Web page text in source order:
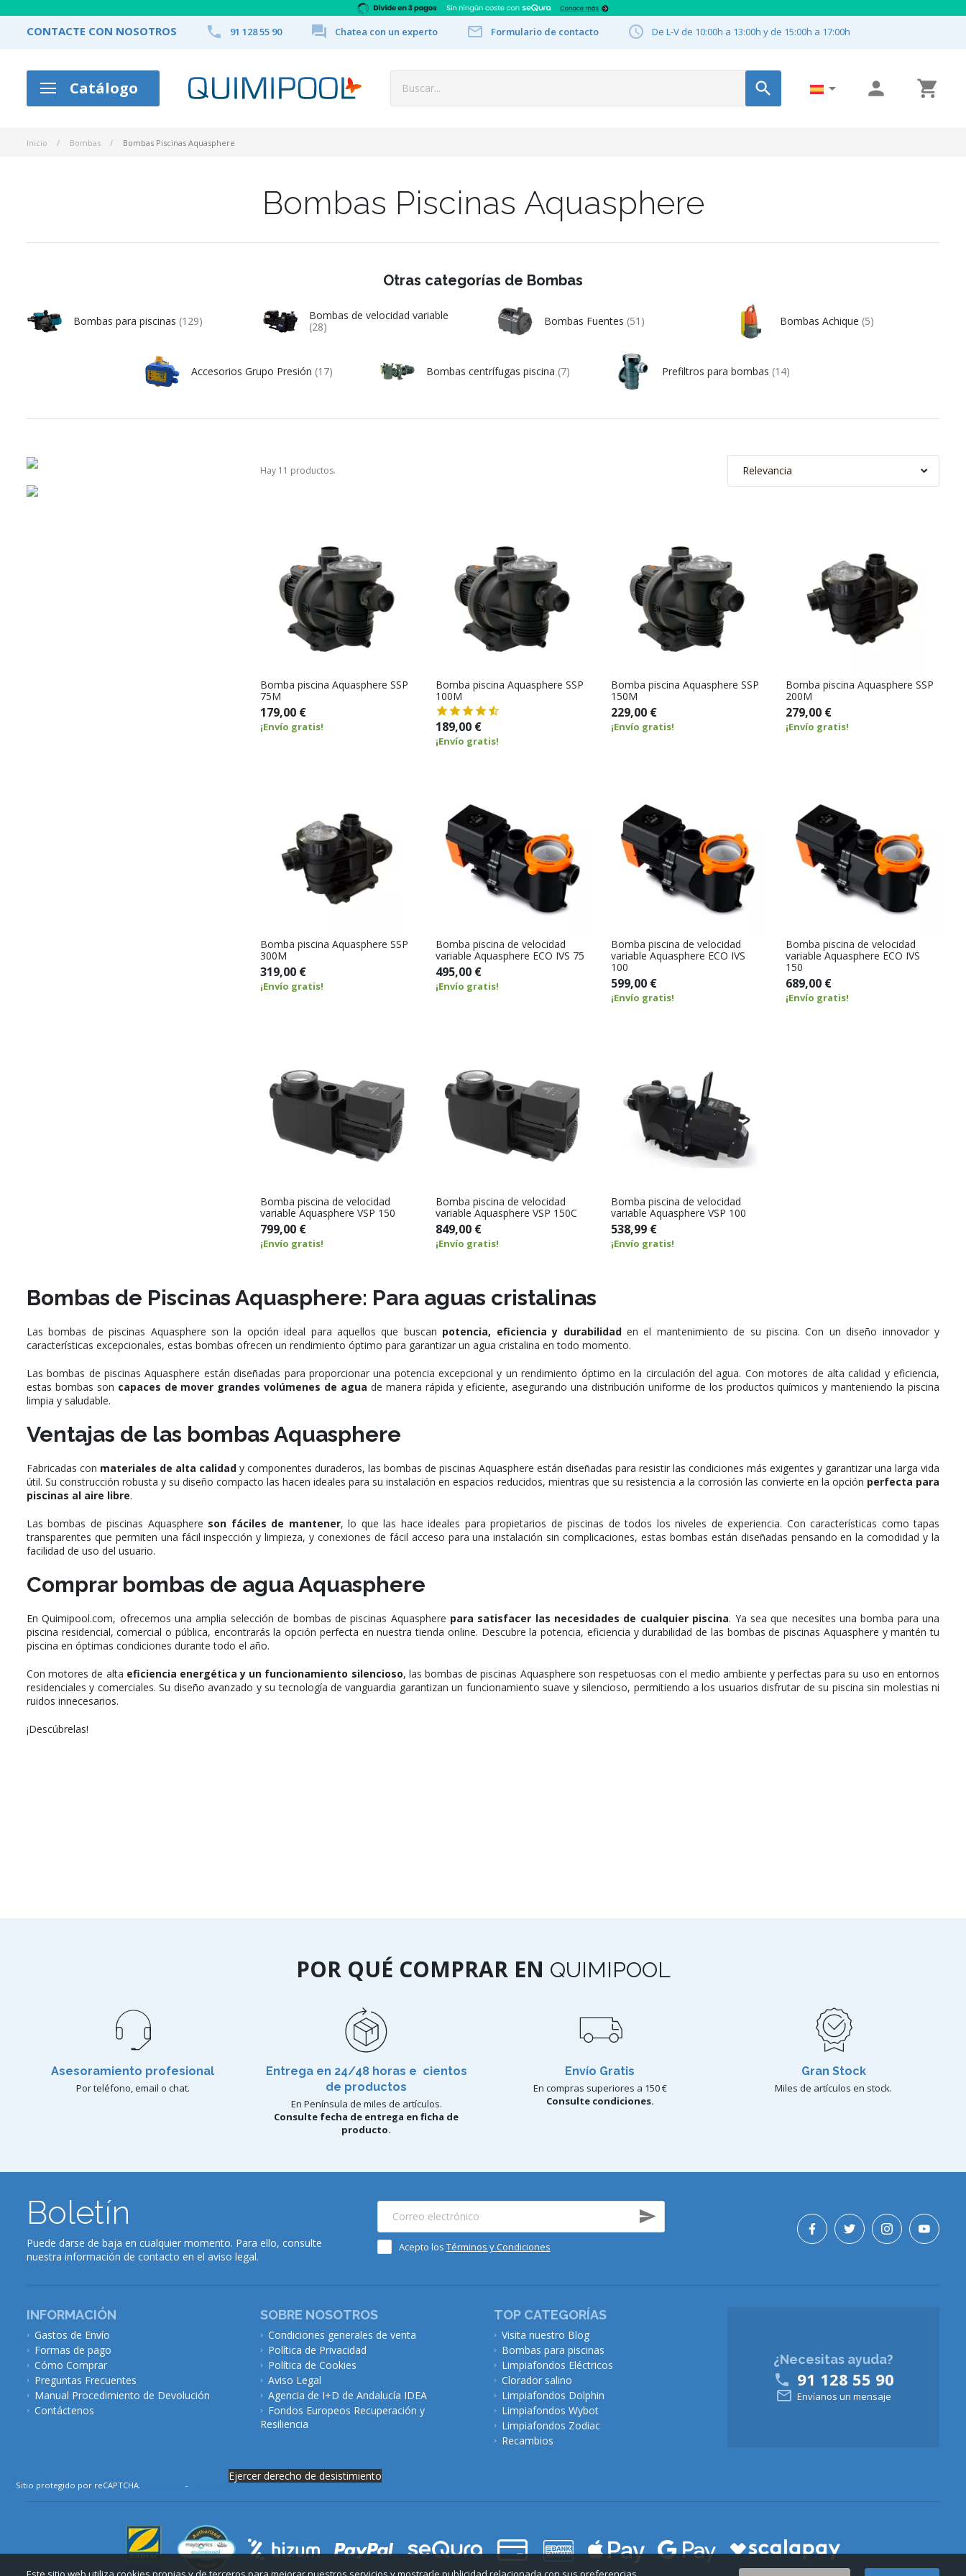
CONTACTE CON NOSOTROS  91 128 55 90  Chatea con un experto  Formulario de contacto  De L-V de 10:00h a 13:00h y de 15:00h a 17:00h
Catálogo    
Inicio Bombas Bombas Piscinas Aquasphere
Bombas Piscinas Aquasphere
Otras categorías de Bombas
Bombas para piscinas (129)
Bombas de velocidad variable
(28)
Bombas Fuentes (51) Bombas Achique (5)
Accesorios Grupo Presión (17) Bombas centrífugas piscina (7) Prefiltros para bombas (14)
Hay 11 productos. Relevancia
Bomba piscina Aquasphere SSP
75M
179,00 €
¡Envío gratis!
Bomba piscina Aquasphere SSP
100M
189,00 €
¡Envío gratis!
Bomba piscina Aquasphere SSP
150M
229,00 €
¡Envío gratis!
Bomba piscina Aquasphere SSP
200M
279,00 €
¡Envío gratis!
Bomba piscina Aquasphere SSP
300M
319,00 €
¡Envío gratis!
Bomba piscina de velocidad
variable Aquasphere ECO IVS 75
495,00 €
¡Envío gratis!
Bomba piscina de velocidad
variable Aquasphere ECO IVS
100
599,00 €
¡Envío gratis!
Bomba piscina de velocidad
variable Aquasphere ECO IVS
150
689,00 €
¡Envío gratis!
Bomba piscina de velocidad
variable Aquasphere VSP 150
799,00 €
¡Envío gratis!
Bomba piscina de velocidad
variable Aquasphere VSP 150C
849,00 €
¡Envío gratis!
Bomba piscina de velocidad
variable Aquasphere VSP 100
538,99 €
¡Envío gratis!
Bombas de Piscinas Aquasphere: Para aguas cristalinas
Las bombas de piscinas Aquasphere son la opción ideal para aquellos que buscan potencia, eficiencia y durabilidaden el mantenimiento de su piscina. Con un diseño innovador y
características excepcionales, estas bombas ofrecen un rendimiento óptimo para garantizar un agua cristalina en todo momento.
Las bombas de piscinas Aquasphere están diseñadas para proporcionar una potencia excepcional y un rendimiento óptimo en la circulación del agua. Con motores de alta calidad y eficiencia,
estas bombas son capaces de mover grandes volúmenes de agua de manera rápida y eficiente, asegurando una distribución uniforme de los productos químicos y manteniendo la piscina
limpia y saludable.
Ventajas de las bombas Aquasphere
Fabricadas con materiales de alta calidad y componentes duraderos, las bombas de piscinas Aquasphere están diseñadas para resistir las condiciones más exigentes y garantizar una larga vida
útil. Su construcción robusta y su diseño compacto las hacen ideales para su instalación en espacios reducidos, mientras que su resistencia a la corrosión las convierte en la opción perfecta para
piscinas al aire libre.
Las bombas de piscinas Aquasphere son fáciles de mantener, lo que las hace ideales para propietarios de piscinas de todos los niveles de experiencia. Con características como tapas
transparentes que permiten una fácil inspección y limpieza, y conexiones de fácil acceso para una instalación sin complicaciones, estas bombas están diseñadas pensando en la comodidad y la
facilidad de uso del usuario.
Comprar bombas de agua Aquasphere
En Quimipool.com, ofrecemos una amplia selección de bombas de piscinas Aquasphere para satisfacer las necesidades de cualquier piscina. Ya sea que necesites una bomba para una
piscina residencial, comercial o pública, encontrarás la opción perfecta en nuestra tienda online. Descubre la potencia, eficiencia y durabilidad de las bombas de piscinas Aquasphere y mantén tu
piscina en óptimas condiciones durante todo el año.
Con motores de alta eficiencia energética y un funcionamiento silencioso, las bombas de piscinas Aquasphere son respetuosas con el medio ambiente y perfectas para su uso en entornos
residenciales y comerciales. Su diseño avanzado y su tecnología de vanguardia garantizan un funcionamiento suave y silencioso, permitiendo a los usuarios disfrutar de su piscina sin molestias ni
ruidos innecesarios.
¡Descúbrelas!
POR QUÉ COMPRAR EN QUIMIPOOL
Asesoramiento profesional
Por teléfono, email o chat.
Entrega en 24/48 horas e cientos
de productos
En Península de miles de artículos.
Consulte fecha de entrega en ficha de
producto.
Envío Gratis
En compras superiores a 150 €
Consulte condiciones.
Gran Stock
Miles de artículos en stock.
Boletín
Puede darse de baja en cualquier momento. Para ello, consulte
nuestra información de contacto en el aviso legal.
Acepto los Términos y Condiciones
INFORMACIÓN
Gastos de Envío
Formas de pago
Cómo Comprar
Preguntas Frecuentes
Manual Procedimiento de Devolución
Contáctenos
SOBRE NOSOTROS
Condiciones generales de venta
Política de Privacidad
Política de Cookies
Aviso Legal
Agencia de I+D de Andalucía IDEA
Fondos Europeos Recuperación y
Resiliencia
TOP CATEGORÍAS
Visita nuestro Blog
Bombas para piscinas
Limpiafondos Eléctricos
Clorador salino
Limpiafondos Dolphin
Limpiafondos Wybot
Limpiafondos Zodiac
Recambios
¿Necesitas ayuda?
 91 128 55 90
 Envíanos un mensaje
Sitio protegido por reCAPTCHA. -
Ejercer derecho de desistimiento